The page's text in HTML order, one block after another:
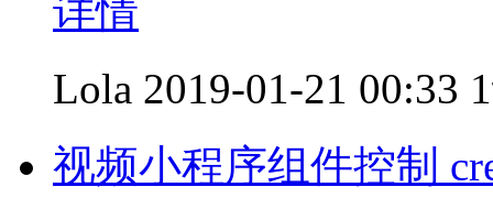
详情
Lola 2019-01-21 00:33
视频小程序组件控制